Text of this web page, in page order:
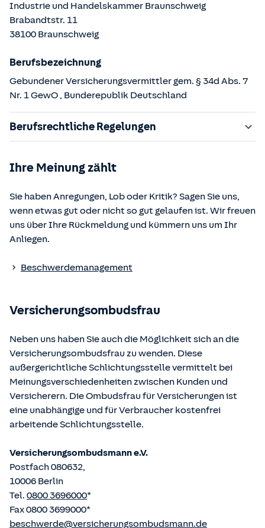
Industrie und Handelskammer Braunschweig
Brabandtstr. 11
38100 Braunschweig
Berufsbezeichnung
Gebundener Versicherungsvermittler gem. § 34d Abs. 7
Nr. 1 GewO , Bunderepublik Deutschland
Berufsrechtliche Regelungen
§§ 59 – 68 Gesetz über den Versicherungsvertrag
§ 48b Versicherungsaufsichtsgesetz (VAG)
Verordnung über die Versicherungsvermittlung und -
Die berufsrechtlichen Regelungen können über die vom
eingesehen und abgerufen werden.
Ihre Meinung zählt
Sie haben Anregungen, Lob oder Kritik? Sagen Sie uns,
wenn etwas gut oder nicht so gut gelaufen ist. Wir freuen
uns über Ihre Rückmeldung und kümmern uns um Ihr
Anliegen.
Beschwerdemanagement
Versicherungsombudsfrau
Neben uns haben Sie auch die Möglichkeit sich an die
Versicherungsombudsfrau zu wenden. Diese
außergerichtliche Schlichtungsstelle vermittelt bei
Meinungsverschiedenheiten zwischen Kunden und
Versicherern. Die Ombudsfrau für Versicherungen ist
eine unabhängige und für Verbraucher kostenfrei
arbeitende Schlichtungsstelle.
Versicherungsombudsmann e.V.
Postfach 080632,
10006 Berlin
Tel. 0800 3696000*
Fax 0800 3699000*
beschwerde@versicherungsombudsmann.de